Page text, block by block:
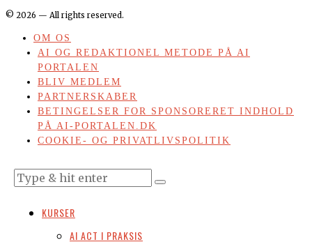
© 2026 — All rights reserved.
OM OS
AI OG REDAKTIONEL METODE PÅ AI
PORTALEN
BLIV MEDLEM
PARTNERSKABER
BETINGELSER FOR SPONSORERET INDHOLD
PÅ AI-PORTALEN.DK
COOKIE- OG PRIVATLIVSPOLITIK
KURSER
AI ACT I PRAKSIS